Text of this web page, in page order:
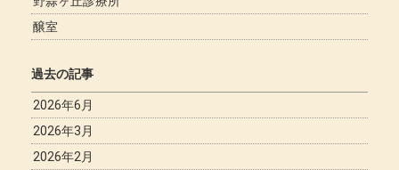
醸室
過去の記事
2026年6月
2026年3月
2026年2月